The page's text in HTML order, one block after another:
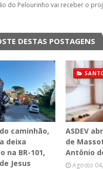
do Pelourinho vai receber o
DESTAS POSTAGENS
caminhão,
deixa
BR-101,
Jesus
ASDEV
de
Antônio
Agosto